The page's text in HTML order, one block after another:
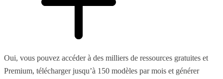
Oui, vous pouvez accéder à des milliers de ressources gratuites et
Premium, télécharger jusqu’à 150 modèles par mois et générer